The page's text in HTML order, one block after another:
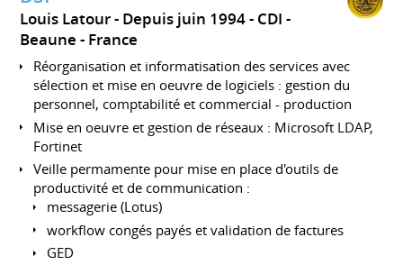
Louis Latour Depuis juin 1994 CDI
Beaune
France
Réorganisation et informatisation des services avec
sélection et mise en oeuvre de logiciels : gestion du
personnel, comptabilité et commercial - production
Mise en oeuvre et gestion de réseaux : Microsoft LDAP,
Fortinet
Veille permamente pour mise en place d'outils de
productivité et de communication :
messagerie (Lotus)
workflow congés payés et validation de factures
GED